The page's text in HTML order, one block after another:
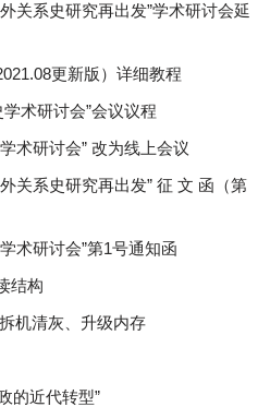
关系史研究再出发”学术研讨会延
更新版）详细教程
术研讨会”会议议程
术研讨会” 改为线上会议
关系史研究再出发” 征 文 函（第
术研讨会”第1号通知函
结构
机清灰、升级内存
的近代转型”